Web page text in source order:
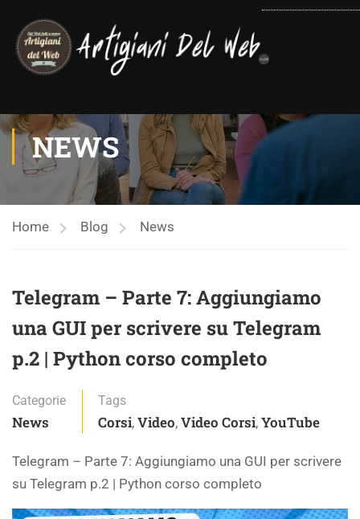
NEWS
Home Blog News
Telegram – Parte 7: Aggiungiamo
una GUI per scrivere su Telegram
p.2 | Python corso completo
Categorie
News
Tags
Corsi, Video, Video Corsi, YouTube
Telegram – Parte 7: Aggiungiamo una GUI per scrivere
su Telegram p.2 | Python corso completo